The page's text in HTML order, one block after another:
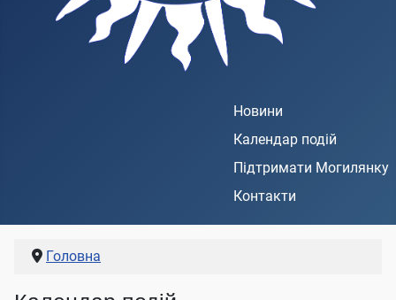
Новини
Календар подій
Підтримати Могилянку
Контакти
Головна